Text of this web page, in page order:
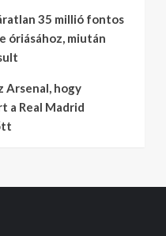
35 millió fontos
óriásához, miután
Arsenal, hogy
a Real Madrid